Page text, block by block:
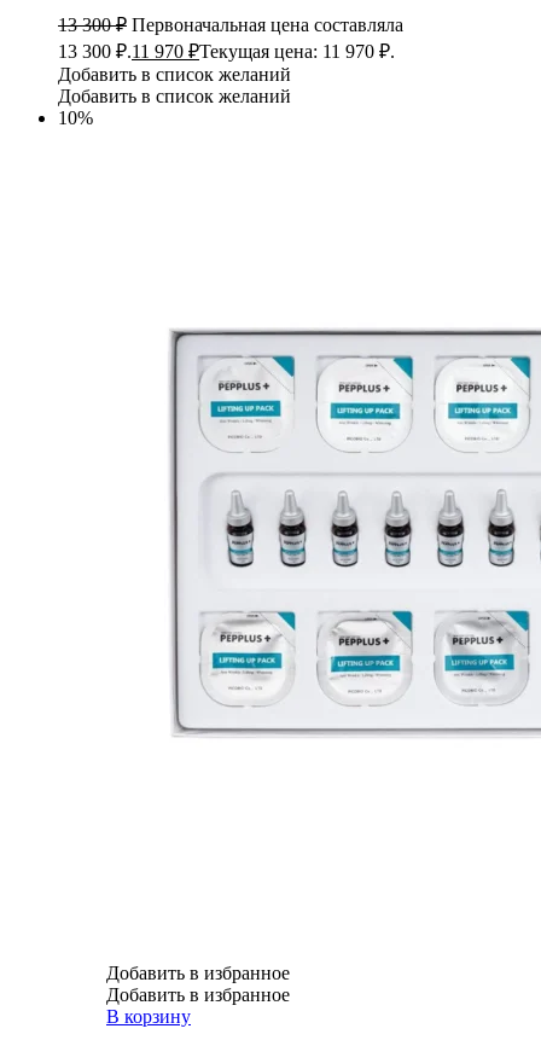
13 300₽ Первоначальная цена составляла
13 300 ₽.11 970 ₽Текущая цена: 11 970 ₽.
Добавить в список желаний
Добавить в список желаний
10%
Добавить в избранное
Добавить в избранное
В корзину